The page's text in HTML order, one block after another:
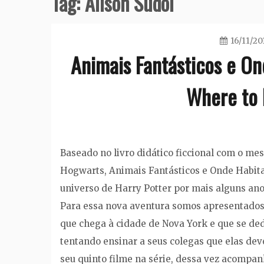
16/11/
Animais Fantásticos e
Where to
Baseado no livro didático ficcional com o
Hogwarts, Animais Fantásticos e Onde
universo de Harry Potter por mais alguns
Para essa nova aventura somos
que chega à cidade de Nova York e que se
tentando ensinar a seus colegas que elas
seu quinto filme na série, dessa vez